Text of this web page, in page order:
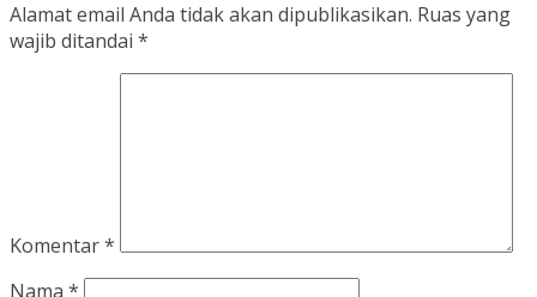
Alamat email Anda tidak akan dipublikasikan. Ruas yang
wajib ditandai *
Komentar*
Nama *